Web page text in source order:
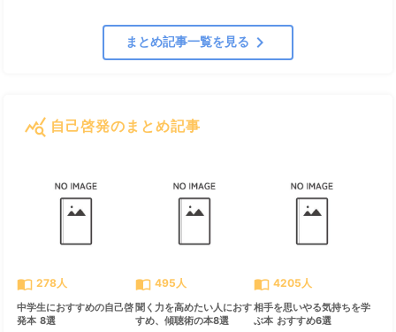
まとめ記事一覧を見る chevron_right
query_stats 自己啓発のまとめ記事
import_contacts 278人
中学生におすすめの自己啓
発本 8選
import_contacts 495人
聞く力を高めたい人におす
すめ、傾聴術の本8選
import_contacts 4205人
相手を思いやる気持ちを学
ぶ本 おすすめ6選